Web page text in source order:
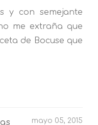
y con semejante
me extraña que
de Bocuse que
mayo 05, 2015